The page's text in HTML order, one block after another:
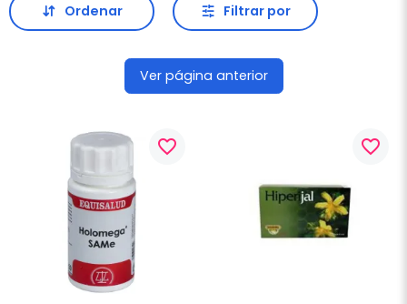
Ordenar Filtrar por
Ver página anterior
favorite_border favorite_border